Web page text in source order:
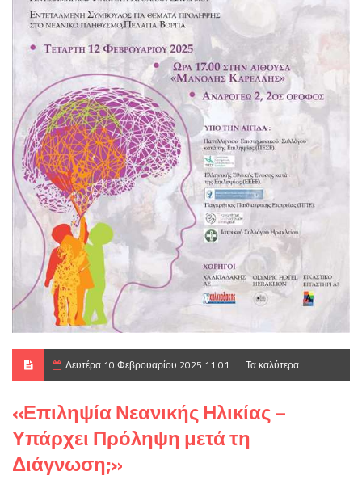
Δευτέρα 10 Φεβρουαρίου 2025 11:01 Τα καλύτερα
«Επιληψία Νεανικής Ηλικίας –
Υπάρχει Πρόληψη μετά τη
Διάγνωση;»